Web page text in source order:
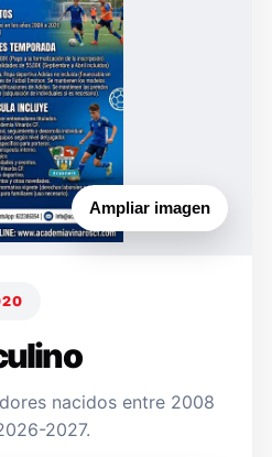
Ampliar imagen
nacidos entre 2008
2027.